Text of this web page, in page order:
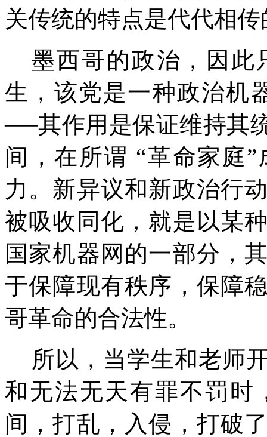
关传统的特点是代代相
墨西哥的政治，因此
生，该党是一种政治机
──其作用是保证维持其
间，在所谓 “革命家庭
力。新异议和新政治行
被吸收同化，就是以某
国家机器网的一部分，
于保障现有秩序，保障
哥革命的合法性。
所以，当学生和老师
和无法无天有罪不罚时
间，打乱，入侵，打破